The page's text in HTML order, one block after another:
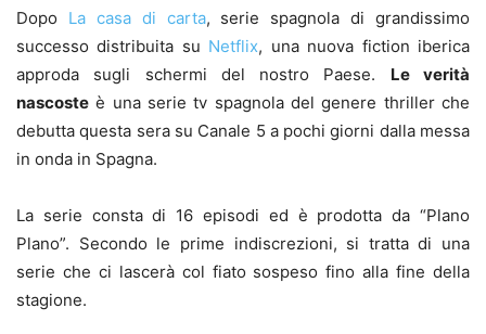
Dopo La casa di carta, serie spagnola di grandissimo
successo distribuita su Netflix, una nuova fiction iberica
approda sugli schermi del nostro Paese. Le verità
nascoste è una serie tv spagnola del genere thriller che
debutta questa sera su Canale 5 a pochi giorni dalla messa
in onda in Spagna.
La serie consta di 16 episodi ed è prodotta da “Plano
Plano”. Secondo le prime indiscrezioni, si tratta di una
serie che ci lascerà col fiato sospeso fino alla fine della
stagione.